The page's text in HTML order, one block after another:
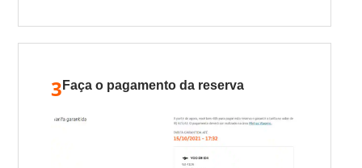
3 Faça o pagamento da reserva